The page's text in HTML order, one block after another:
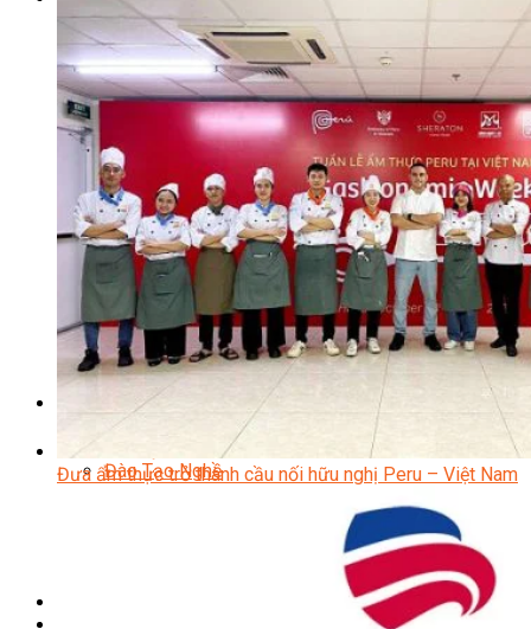
Kỹ Thuật Chế Biến Món Ăn
Kỹ Thuật Làm Bánh
Kỹ Thuật Pha Chế Đồ Uống
Quản Trị Khách Sạn
Quản Lý Kinh Doanh Nhà Hàng Và Dịch Vụ Ăn Uống
Hướng Dẫn Du Lịch
Quản Trị Lữ Hành
Marketing
Tạo Mẫu Và Chăm Sóc Sắc Đẹp
Truyền Thông Đa Phương Tiện
Công Nghệ Thông Tin
An Ninh Mạng
Thiết Kế Đồ Họa
Âm Nhạc
Điện Công Nghiệp Và Dân Dụng
Văn Hóa Phổ Thông
Nâng Cao Năng Lực Tiếng Anh – Chuẩn TOEIC
HỌC BỔNG 2026
Đào Tạo Nghề
Đưa ẩm thực trở thành cầu nối hữu nghị Peru – Việt Nam